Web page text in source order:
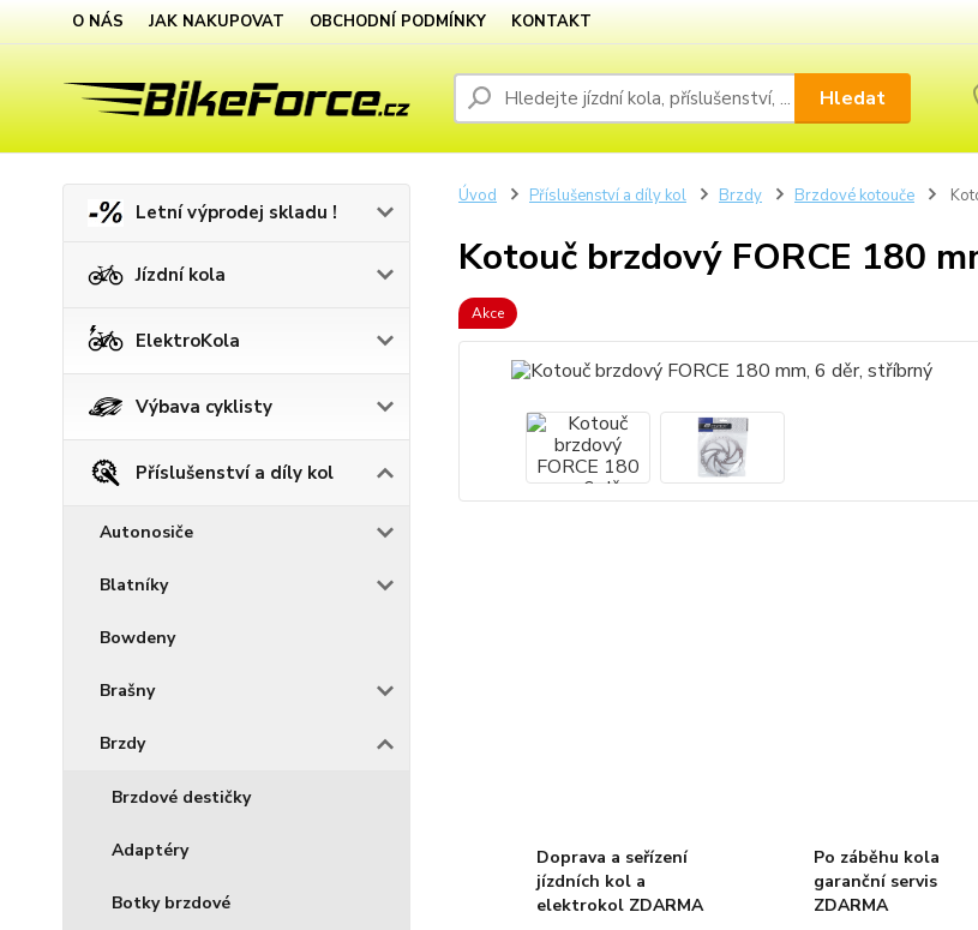
O NÁS JAK NAKUPOVAT OBCHODNÍ PODMÍNKY KONTAKT
Hledat
Letní výprodej skladu !
Jízdní kola
ElektroKola
Výbava cyklisty
Příslušenství a díly kol
Autonosiče
Blatníky
Bowdeny
Brašny
Brzdy
Brzdové destičky
Adaptéry
Botky brzdové
Úvod Příslušenství a díly kol Brzdy Brzdové kotouče
Kotouč brzdový FORCE 180
Akce
Doprava a seřízení
jízdních kol a
elektrokol ZDARMA
Po záběhu kola
garanční servis
ZDARMA